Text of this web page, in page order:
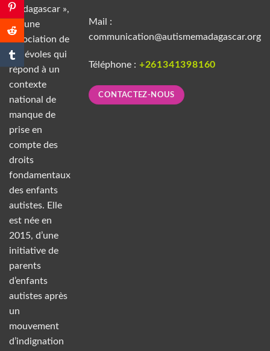
Madagascar »,
est une
association de
bénévoles qui
répond à un
contexte
national de
manque de
prise en
compte des
droits
fondamentaux
des enfants
autistes. Elle
est née en
2015, d’une
initiative de
parents
d’enfants
autistes après
un
mouvement
d’indignation
Mail :
communication@autismemadagascar.org
Téléphone : +261341398160
CONTACTEZ-NOUS